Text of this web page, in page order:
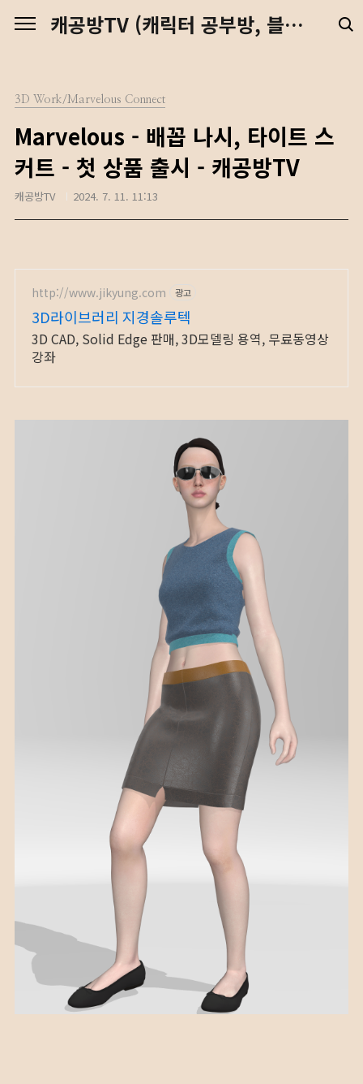
캐공방TV (캐릭터 공부방, 블렌더 강좌, 예수님, 디지털 노마드)
3D Work/Marvelous Connect
Marvelous - 배꼽 나시, 타이트 스
커트 - 첫 상품 출시 - 캐공방TV
캐공방TV 2024. 7. 11. 11:13
http://www.jikyung.com 광고
3D라이브러리 지경솔루텍
3D CAD, Solid Edge 판매, 3D모델링 용역, 무료동영상
강좌